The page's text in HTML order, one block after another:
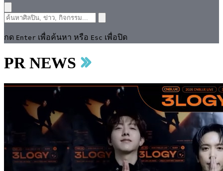
กด Enter เพื่อค้นหา หรือ Esc เพื่อปิด
PR NEWS